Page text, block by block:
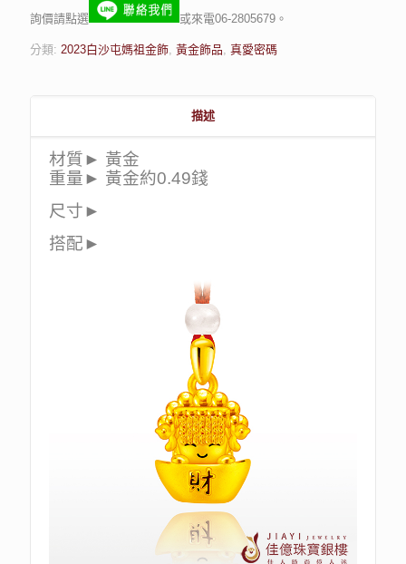
詢價請點選 或來電06-2805679。
分類: 2023白沙屯媽祖金飾, 黃金飾品, 真愛密碼
描述
材質► 黃金
重量► 黃金約0.49錢
尺寸►
搭配►